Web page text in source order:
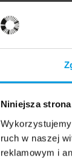
Niniejsza
ruch w naszej
reklamowym i